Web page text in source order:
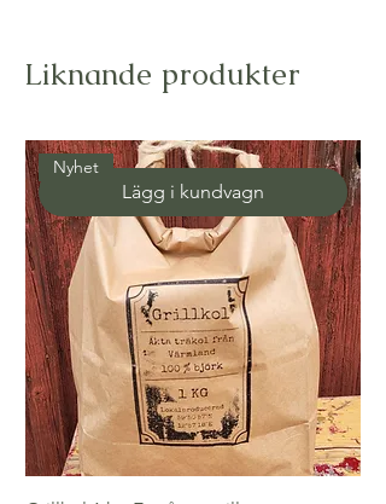
Liknande produkter
Lägg i kundvagn
Nyhet